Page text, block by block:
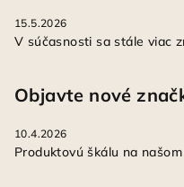
15.5.2026
V súčasnosti sa stále viac
Objavte nové
10.4.2026
Produktovú škálu na